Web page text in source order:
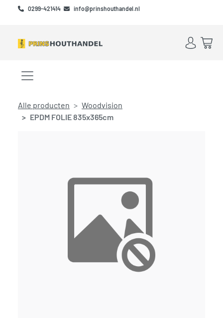
Skip to main content
Skip to footer
0299-421414 info@prinshouthandel.nl
Account
Menu openen/sluiten
Alle producten
Woodvision
EPDM FOLIE 835x365cm